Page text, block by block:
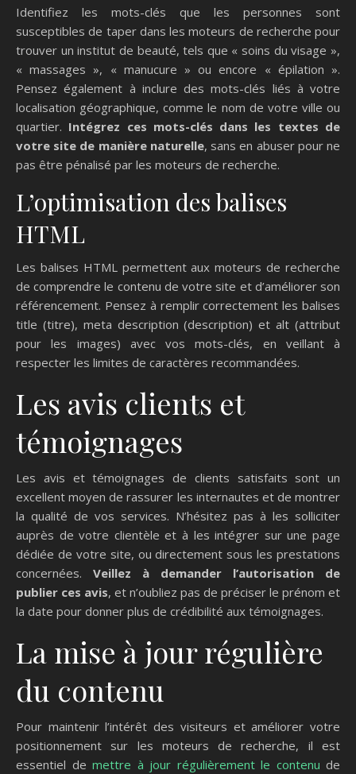
Identifiez les mots-clés que les personnes sont
susceptibles de taper dans les moteurs de recherche pour
trouver un institut de beauté, tels que « soins du visage »,
« massages », « manucure » ou encore « épilation ».
Pensez également à inclure des mots-clés liés à votre
localisation géographique, comme le nom de votre ville ou
quartier. Intégrez ces mots-clés dans les textes de
votre site de manière naturelle, sans en abuser pour ne
pas être pénalisé par les moteurs de recherche.
L’optimisation des balises
HTML
Les balises HTML permettent aux moteurs de recherche
de comprendre le contenu de votre site et d’améliorer son
référencement. Pensez à remplir correctement les balises
title (titre), meta description (description) et alt (attribut
pour les images) avec vos mots-clés, en veillant à
respecter les limites de caractères recommandées.
Les avis clients et
témoignages
Les avis et témoignages de clients satisfaits sont un
excellent moyen de rassurer les internautes et de montrer
la qualité de vos services. N’hésitez pas à les solliciter
auprès de votre clientèle et à les intégrer sur une page
dédiée de votre site, ou directement sous les prestations
concernées. Veillez à demander l’autorisation de
publier ces avis, et n’oubliez pas de préciser le prénom et
la date pour donner plus de crédibilité aux témoignages.
La mise à jour régulière
du contenu
Pour maintenir l’intérêt des visiteurs et améliorer votre
positionnement sur les moteurs de recherche, il est
essentiel de mettre à jour régulièrement le contenu de